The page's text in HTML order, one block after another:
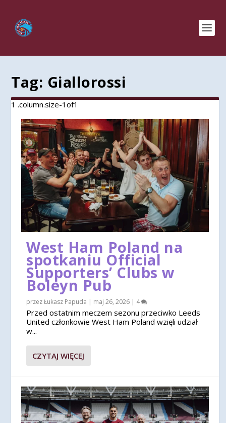
Tag: Giallorossi
West Ham Poland na
spotkaniu Official
Supporters’ Clubs w
Boleyn Pub
przezŁukasz Papuda | maj 26, 2026 | 4
Przed ostatnim meczem sezonu przeciwko Leeds
United członkowie West Ham Poland wzięli udział
w...
CZYTAJ WIĘCEJ